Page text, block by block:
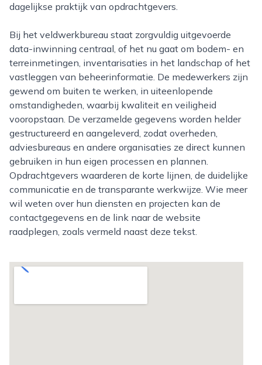
dagelijkse praktijk van opdrachtgevers.
Bij het veldwerkbureau staat zorgvuldig uitgevoerde
data-inwinning centraal, of het nu gaat om bodem- en
terreinmetingen, inventarisaties in het landschap of het
vastleggen van beheerinformatie. De medewerkers zijn
gewend om buiten te werken, in uiteenlopende
omstandigheden, waarbij kwaliteit en veiligheid
vooropstaan. De verzamelde gegevens worden helder
gestructureerd en aangeleverd, zodat overheden,
adviesbureaus en andere organisaties ze direct kunnen
gebruiken in hun eigen processen en plannen.
Opdrachtgevers waarderen de korte lijnen, de duidelijke
communicatie en de transparante werkwijze. Wie meer
wil weten over hun diensten en projecten kan de
contactgegevens en de link naar de website
raadplegen, zoals vermeld naast deze tekst.